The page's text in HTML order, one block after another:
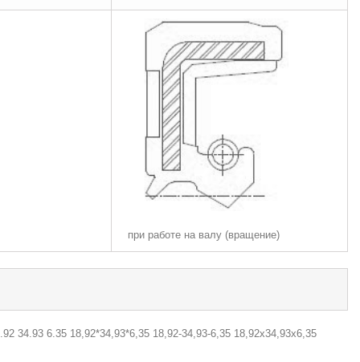
при работе на валу (вращение)
34.93 6.35 18,92*34,93*6,35 18,92-34,93-6,35 18,92х34,93х6,35